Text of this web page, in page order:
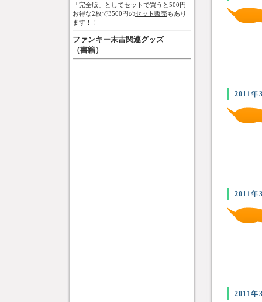
「完全版」としてセットで買うと500円
お得な2枚で3500円のセット販売もあり
ます！！
ファンキー末吉関連グッズ
（書籍）
2011年
2011年
2011年